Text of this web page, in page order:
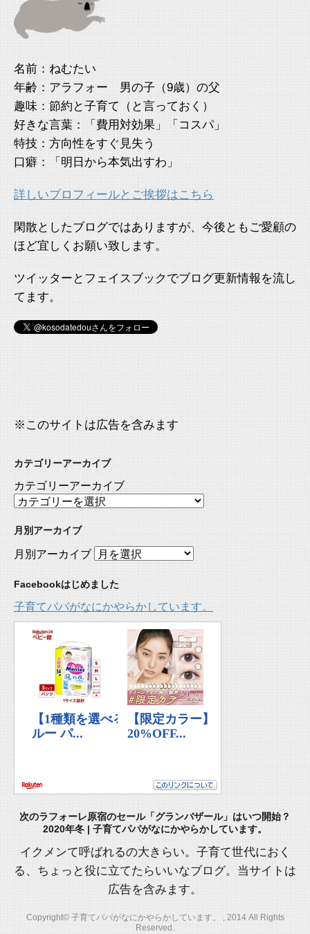
名前：ねむたい
年齢：アラフォー 男の子（9歳）の父
趣味：節約と子育て（と言っておく）
好きな言葉：「費用対効果」「コスパ」
特技：方向性をすぐ見失う
口癖：「明日から本気出すわ」
詳しいプロフィールとご挨拶はこちら
閑散としたブログではありますが、今後ともご愛顧の
ほど宜しくお願い致します。
ツイッターとフェイスブックでブログ更新情報を流し
てます。
※このサイトは広告を含みます
カテゴリーアーカイブ
カテゴリーアーカイブ
月別アーカイブ
月別アーカイブ
Facebookはじめました
子育てパパがなにかやらかしています。
次のラフォーレ原宿のセール「グランバザール」はいつ開始？
2020年冬 | 子育てパパがなにかやらかしています。
イクメンて呼ばれるの大きらい。子育て世代におく
る、ちょっと役に立てたらいいなブログ。当サイトは
広告を含みます。
Copyright© 子育てパパがなにかやらかしています。 , 2014 All Rights
Reserved.